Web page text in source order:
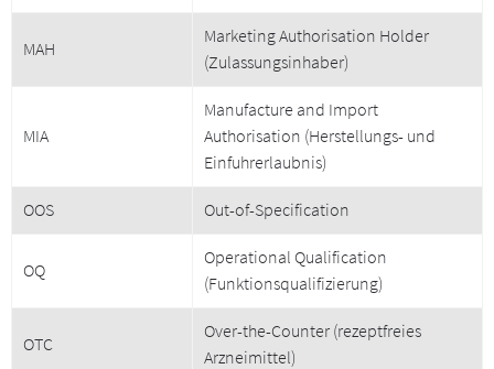
MAH
Marketing Authorisation Holder
(Zulassungsinhaber)
MIA
Manufacture and Import
Authorisation (Herstellungs- und
Einfuhrerlaubnis)
OOS Out-of-Specification
OQ
Operational Qualification
(Funktionsqualifizierung)
OTC
Over-the-Counter (rezeptfreies
Arzneimittel)